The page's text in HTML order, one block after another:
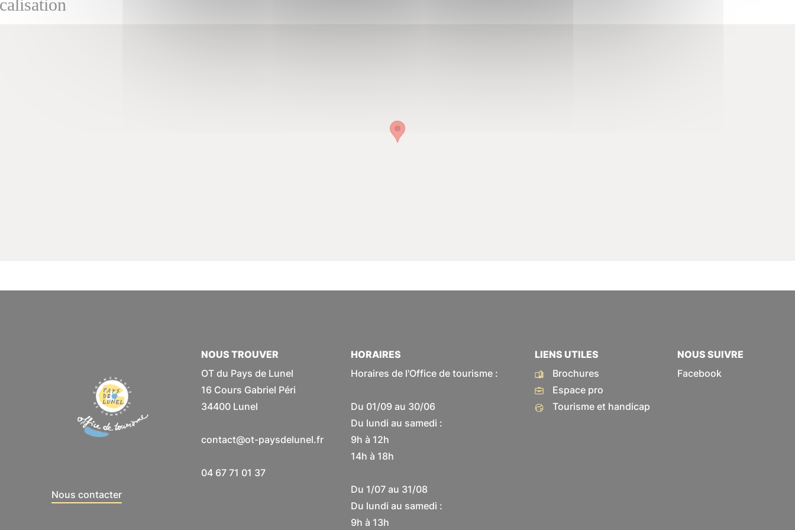
Nous contacter
NOUS TROUVER
OT du Pays de Lunel
16 Cours Gabriel Péri
34400 Lunel
contact@ot-paysdelunel.fr
04 67 71 01 37
HORAIRES
Horaires de l'Office de tourisme :
Du 01/09 au 30/06
Du lundi au samedi :
9h à 12h
14h à 18h
Du 1/07 au 31/08
Du lundi au samedi :
9h à 13h
LIENS UTILES
Brochures
Espace pro
Tourisme et handicap
NOUS SUIVRE
Facebook